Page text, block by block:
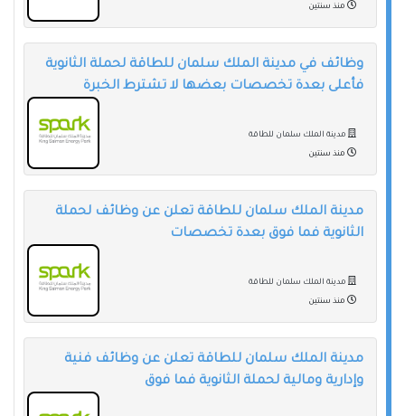
منذ سنتين
وظائف في مدينة الملك سلمان للطاقة لحملة الثانوية
فأعلى بعدة تخصصات بعضها لا تشترط الخبرة
مدينة الملك سلمان للطاقة
منذ سنتين
مدينة الملك سلمان للطاقة تعلن عن وظائف لحملة
الثانوية فما فوق بعدة تخصصات
مدينة الملك سلمان للطاقة
منذ سنتين
مدينة الملك سلمان للطاقة تعلن عن وظائف فنية
وإدارية ومالية لحملة الثانوية فما فوق